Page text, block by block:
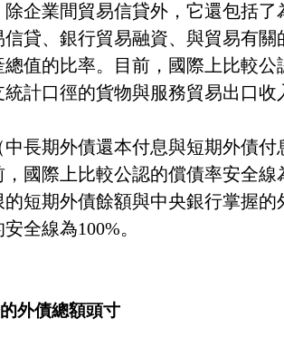
企業間貿易信貸外，它還包括
貸、銀行貿易融資、與貿易有關
值的比率。目前，國際上比較公
計口徑的貨物與服務貿易出口
長期外債還本付息與短期外債
國際上比較公認的償債率安全線
短期外債餘額與中央銀行掌握
安全線為100%。
外債總額頭寸